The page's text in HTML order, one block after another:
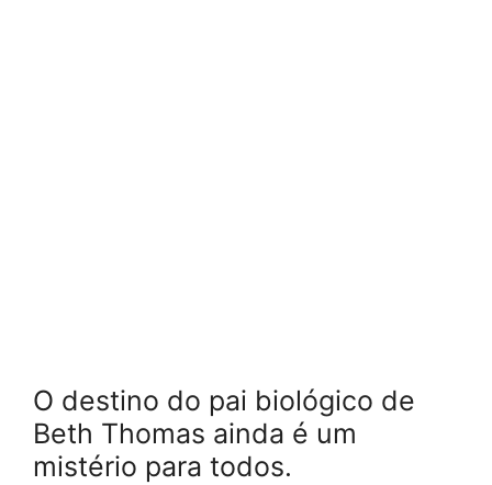
O destino do pai biológico de
Beth Thomas ainda é um
mistério para todos.